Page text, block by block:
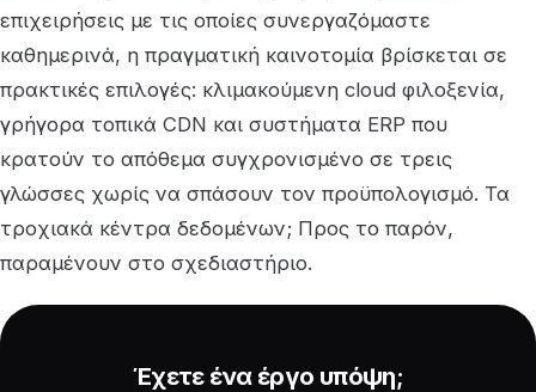
επιχειρήσεις με τις οποίες συνεργαζόμαστε
καθημερινά, η πραγματική καινοτομία βρίσκεται σε
πρακτικές επιλογές: κλιμακούμενη cloud φιλοξενία,
γρήγορα τοπικά CDN και συστήματα ERP που
κρατούν το απόθεμα συγχρονισμένο σε τρεις
γλώσσες χωρίς να σπάσουν τον προϋπολογισμό. Τα
τροχιακά κέντρα δεδομένων; Προς το παρόν,
παραμένουν στο σχεδιαστήριο.
Έχετε ένα έργο υπόψη;